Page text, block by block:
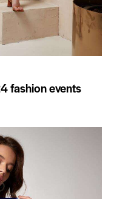
fashion events